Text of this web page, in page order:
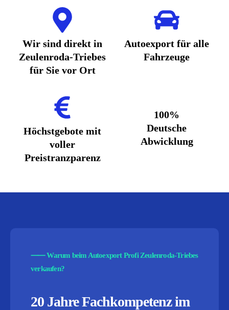
Wir sind direkt in
Zeulenroda-Triebes
für Sie vor Ort
Autoexport für alle
Fahrzeuge
Höchstgebote mit
voller
Preistranzparenz
100%
Deutsche
Abwicklung
⸺Warum beim Autoexport Profi Zeulenroda-Triebes
verkaufen?
20 Jahre Fachkompetenz im